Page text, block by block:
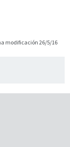
modificación 26/5/16